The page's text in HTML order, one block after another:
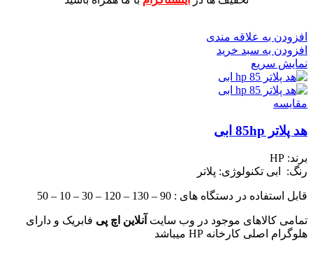
افزودن به علاقه مندی
افزودن به سبد خرید
نمایش سریع
مقايسه
هد پلاتر 85hp ابی
برند: HP
رنگ: ابی تکنولوژی: پلاتر
قابل استفاده در دستگاه های : 90 – 130 – 120 – 30 – 10 – 50
تمامی کالاهای موجود در وب سایت آنلاین اچ پی فابریک و دارای
هلوگرام اصلی کارخانه HP میباشد